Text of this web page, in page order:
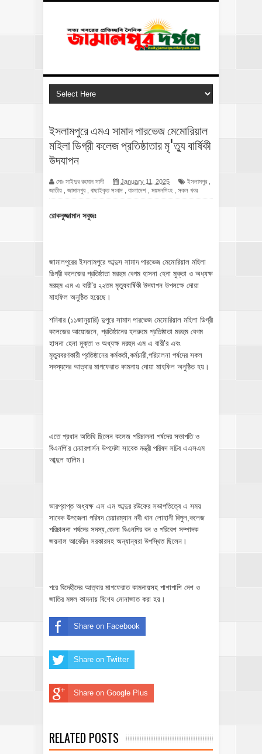
ইসলামপুরে এমএ সামাদ পারভেজ মেমোরিয়াল
মহিলা ডিগ্রী কলেজ প্রতিষ্ঠাতার মৃ'ত্যু বার্ষিকী
উদযাপন
মোঃ সাইদুর রহমান সাদী January 11, 2025 ইসলামপুর
জাতীয়
জামালপুর বাছাইকৃত সংবাদ বাংলাদেশ ময়মনসিংহ সকল খবর
রোকনুজ্জামান সবুজঃ
জামালপুরের ইসলামপুরে আব্দুস সামাদ পারভেজ মেমোরিয়াল মহিলা
ডিগ্রী কলেজের প্রতিষ্ঠাতা মরহুম বেগম হাসনা হেনা মুক্তা ও অধ্যক্ষ
মরহুম এম এ বারী’র ২২তম মৃত্যুবার্ষিকী উদযাপন উপলক্ষে দোয়া
মাহফিল অনুষ্ঠিত হয়েছে।
শনিবার (১১জানুয়ারি) দুপুরে সামাদ পারভেজ মেমোরিয়াল মহিলা ডিগ্রী
কলেজের আয়োজনে, প্রতিষ্ঠানের হলরুমে প্রতিষ্ঠাতা মরহুম বেগম
হাসনা হেনা মুক্তা ও অধ্যক্ষ মরহুম এম এ বারী’র এবং
মৃত্যুবরণকারী প্রতিষ্ঠানের কর্মকর্তা,কর্মচারী,পরিচালনা পর্ষদের সকল
সদস্যদের আত্বার মাগফেরাত কামনায় দোয়া মাহফিল অনুষ্ঠিত হয়।
এতে প্রধান অতিথি ছিলেন কলেজ পরিচালনা পর্ষদের সভাপতি ও
বিএনপি’র চেয়ারপার্সন উপদেষ্টা সাবেক মন্ত্রী পরিষদ সচিব এএসএম
আব্দুল হালিম।
ভারপ্রাপ্ত অধ্যক্ষ এস এম আব্দুর রউফের সভাপতিত্বে এ সময়
সাবেক উপজেলা পরিষদ চেয়ারম্যান নবী খান লোহানী বিপুল,কলেজ
পরিচালনা পর্ষদের সদস্য,জেলা বিএনপির বন ও পরিবেশ সম্পাদক
জয়নাল আবেদীন সরকারসহ অন্যান্যরা উপস্থিত ছিলেন।
পরে বিদেহীদের আত্বার মাগফেরাত কামনায়সহ পাশাপাশি দেশ ও
জাতির মঙ্গল কামনায় বিশেষ মোনাজাত করা হয়।
Share on Facebook
Share on Twitter
Share on Google Plus
RELATED POSTS